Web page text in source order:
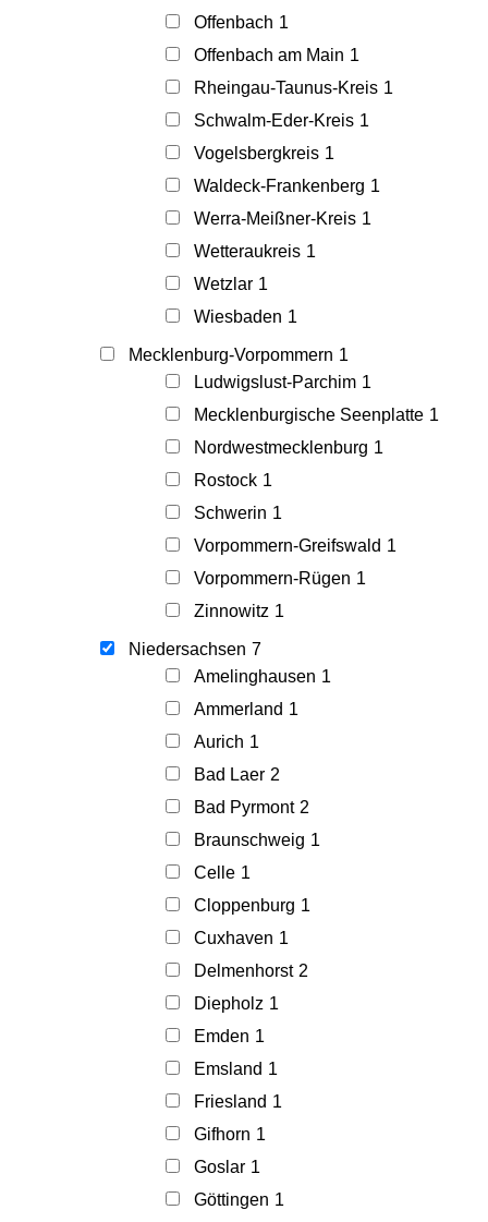
Offenbach 1
Offenbach am Main 1
Rheingau-Taunus-Kreis 1
Schwalm-Eder-Kreis 1
Vogelsbergkreis 1
Waldeck-Frankenberg 1
Werra-Meißner-Kreis 1
Wetteraukreis 1
Wetzlar 1
Wiesbaden 1
Mecklenburg-Vorpommern 1
Ludwigslust-Parchim 1
Mecklenburgische Seenplatte 1
Nordwestmecklenburg 1
Rostock 1
Schwerin 1
Vorpommern-Greifswald 1
Vorpommern-Rügen 1
Zinnowitz 1
Niedersachsen 7
Amelinghausen 1
Ammerland 1
Aurich 1
Bad Laer 2
Bad Pyrmont 2
Braunschweig 1
Celle 1
Cloppenburg 1
Cuxhaven 1
Delmenhorst 2
Diepholz 1
Emden 1
Emsland 1
Friesland 1
Gifhorn 1
Goslar 1
Göttingen 1